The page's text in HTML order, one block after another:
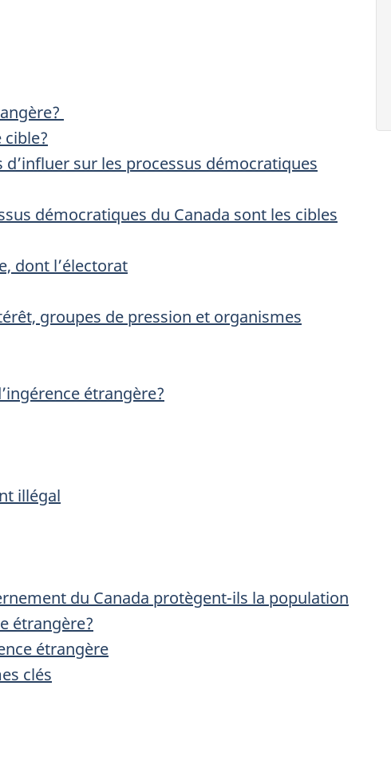
cible?
sur les processus démocratiques
démocratiques du Canada sont les cibles
dont l’électorat
groupes de pression et organismes
étrangère?
illégal
du Canada protègent-ils la population
étrangère?
étrangère
clés